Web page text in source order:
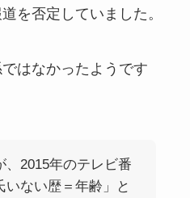
を否定していました。
はなかったようです
、2015年のテレビ番
いない歴＝年齢」と